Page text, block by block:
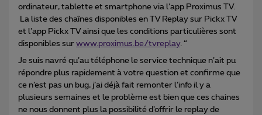
ordinateur, tablette et smartphone via l’app Proximus TV.
La liste des chaînes disponibles en TV Replay sur Pickx TV
et l’app Pickx TV ainsi que les conditions particulières sont
disponibles sur www.proximus.be/tvreplay. “
Je suis navré qu’au téléphone le service technique n’ait pu
répondre plus rapidement à votre question et confirme que
ce n’est pas un bug, j’ai déjà fait remonter l’info il y a
plusieurs semaines et le problème est bien que ces chaines
ne nous donnent plus la possibilité d’offrir le replay de